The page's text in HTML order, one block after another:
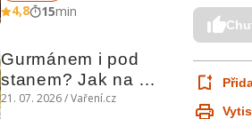
4,8 15min
Gurmánem i pod
stanem? Jak na
polní kuchyni a na
21. 07. 2026 / Vaření.cz